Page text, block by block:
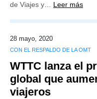
de Viajes y… Leer más
28 mayo, 2020
CON EL RESPALDO DE LA OMT
WTTC lanza el
global que
viajeros